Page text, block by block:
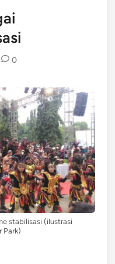
0
stabilisasi (ilustrasi
Park)